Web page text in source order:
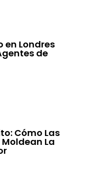
en Londres
de
Cómo Las
La